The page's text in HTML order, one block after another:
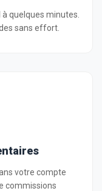
quelques minutes.
sans effort.
votre compte
commissions